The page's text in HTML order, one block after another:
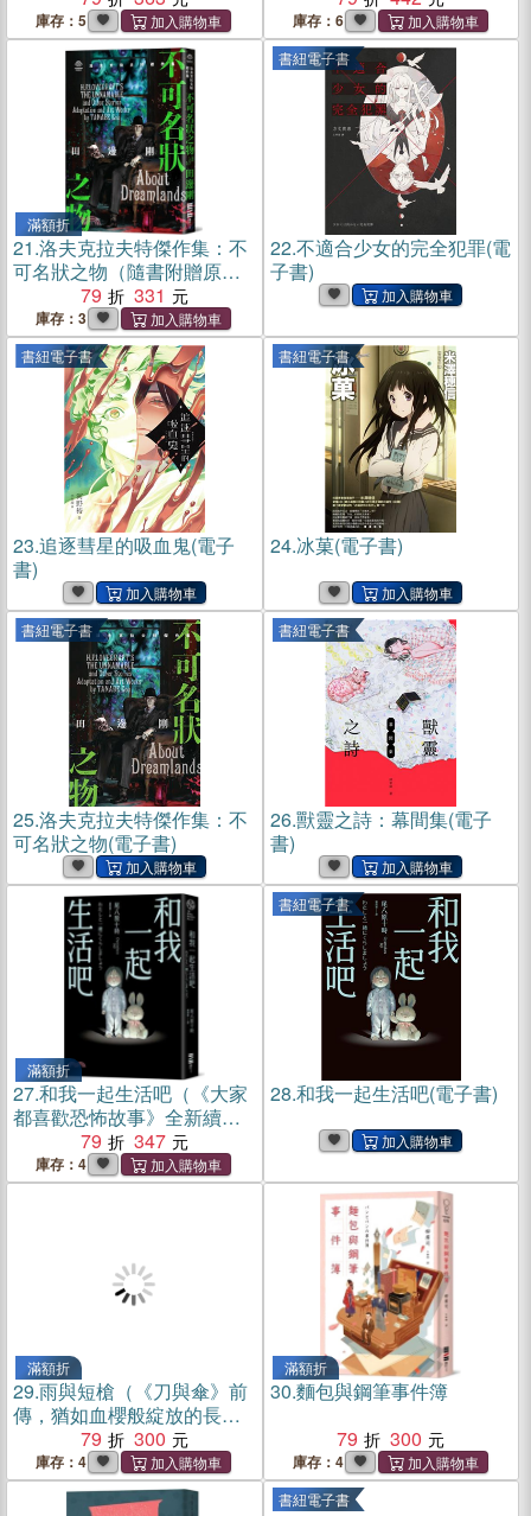
庫存：5 庫存：6
滿額折
21.洛夫克拉夫特傑作集：不
可名狀之物（隨書附贈原畫
精緻酷卡）
79 331
庫存：3
書紐電子書
22.不適合少女的完全犯罪(電
子書)
書紐電子書
23.追逐彗星的吸血鬼(電子
書)
書紐電子書
24.冰菓(電子書)
書紐電子書
25.洛夫克拉夫特傑作集：不
可名狀之物(電子書)
書紐電子書
26.獸靈之詩：幕間集(電子
書)
滿額折
27.和我一起生活吧（《大家
都喜歡恐怖故事》全新續
79 347
庫存：4
書紐電子書
28.和我一起生活吧(電子書)
滿額折
29.雨與短槍（《刀與傘》前
傳，猶如血櫻般綻放的長篇
時代推理小說）
79 300
庫存：4
滿額折
30.麵包與鋼筆事件簿
79
300
庫存：4
書紐電子書